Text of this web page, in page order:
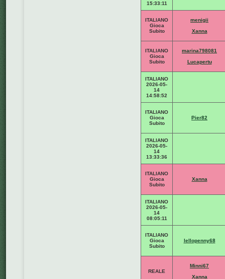
15:33:11
ITALIANO
Gioca
Subito
menigii
Xanna
ITALIANO
Gioca
Subito
marina798081
Lucapertu
ITALIANO
2026-05-
14
14:58:52
ITALIANO
Gioca
Subito
Pier82
ITALIANO
2026-05-
14
13:33:36
ITALIANO
Gioca
Subito
Xanna
ITALIANO
2026-05-
14
08:05:11
ITALIANO
Gioca
Subito
lellopenny68
REALE
Minni67
Xanna